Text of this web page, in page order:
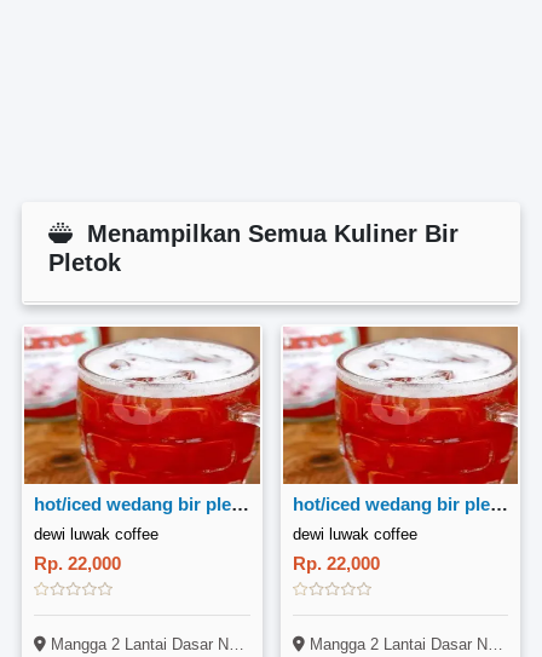
Menampilkan Semua Kuliner Bir
Pletok
hot/iced wedang bir pletok
dewi luwak coffee
Rp. 22,000
Mangga 2 Lantai Dasar No 21 B, Mangga 2 Selatan, Sawah Besar Jakrta Pusat
hot/iced wedang bir pletok
dewi luwak coffee
Rp. 22,000
Mangga 2 Lantai Dasar No 21 B, Mangga 2 Selatan, Sawah Besar Jakrta Pusat